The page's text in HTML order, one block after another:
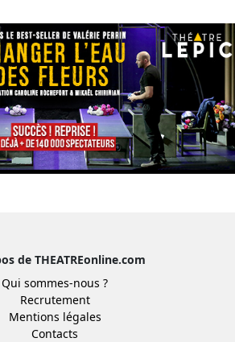
de THEATREonline.com
Qui sommes-nous ?
Recrutement
Mentions légales
Contacts